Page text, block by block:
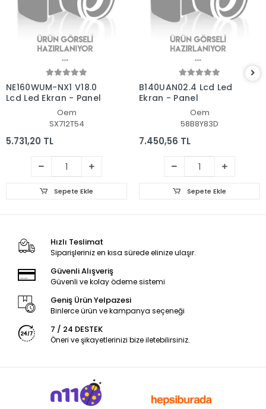
NE160WUM-NX1 V18.0
Lcd Led Ekran - Panel
Oem
SX712T54
5.731,20 TL
Sepete Ekle
B140UAN02.4 Lcd Led
Ekran - Panel
Oem
58B8Y83D
7.450,56 TL
Sepete Ekle
Hızlı Teslimat
Siparişleriniz en kısa sürede elinize ulaşır.
Güvenli Alışveriş
Güvenli ve kolay ödeme sistemi
Geniş Ürün Yelpazesi
Binlerce ürün ve kampanya seçeneği
7 / 24 DESTEK
Öneri ve şikayetlerinizi bize iletebilirsiniz.